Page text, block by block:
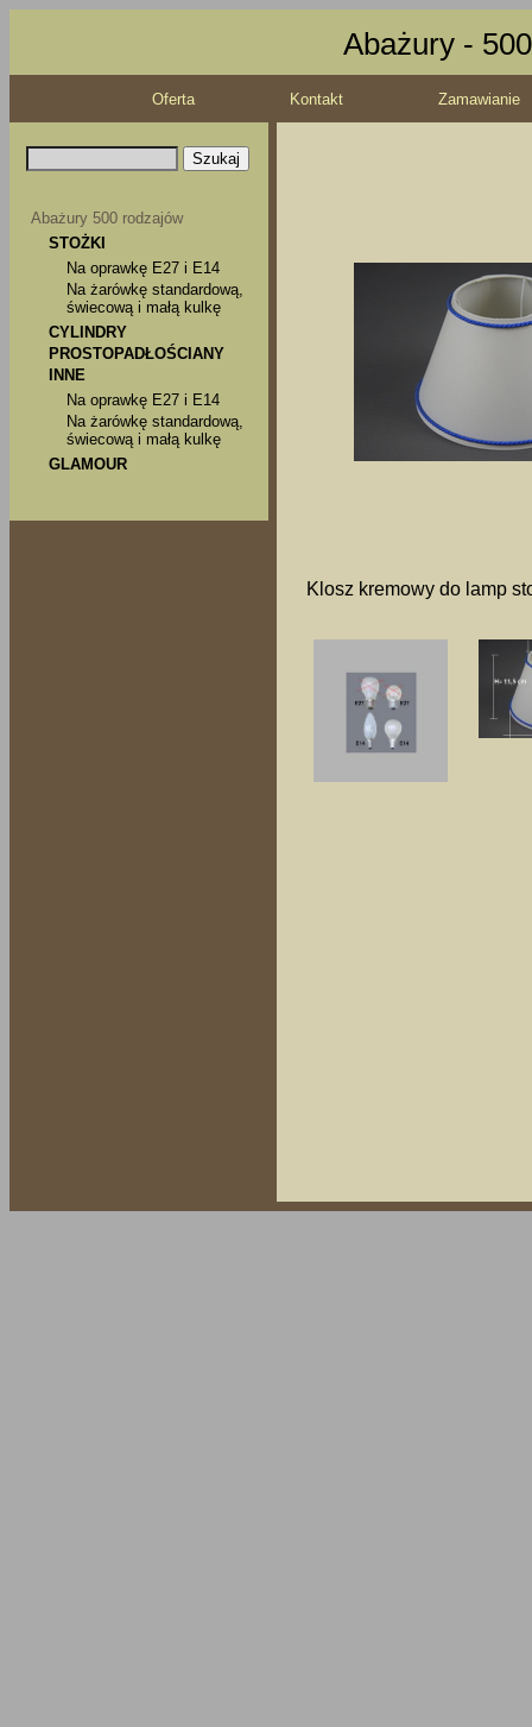
Abażury -
Oferta Kontakt Zamawianie
Abażury 500 rodzajów
STOŻKI
Na oprawkę E27 i E14
Na żarówkę standardową,
świecową i małą kulkę
CYLINDRY
PROSTOPADŁOŚCIANY
INNE
Na oprawkę E27 i E14
Na żarówkę standardową,
świecową i małą kulkę
GLAMOUR
Klosz kremowy do lamp